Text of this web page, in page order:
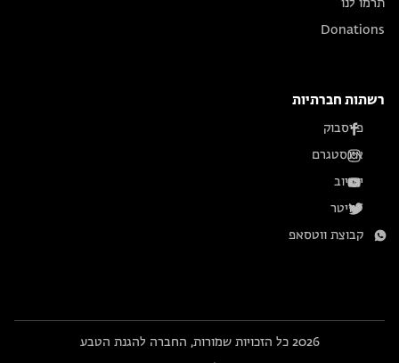
תרמו לנו
Donations
רשתות חברתיות
פייסבוק
אינסטגרם
יוטיוב
טוויטר
קבוצת ווטסאפ
2026 כל הזכויות שמורות, החברה להגנת הטבע